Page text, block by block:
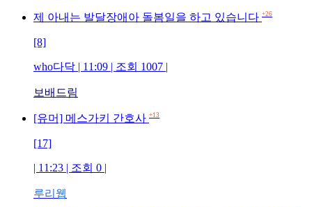
제 아내는 발달장애아 돌봄일을 하고 있습니다 +26
[8]
who다닥 | 11:09 | 조회 1007 |
보배드림
[유머] 메스가키 간호사 +13
[17]
| 11:23 | 조회 0 |
루리웹